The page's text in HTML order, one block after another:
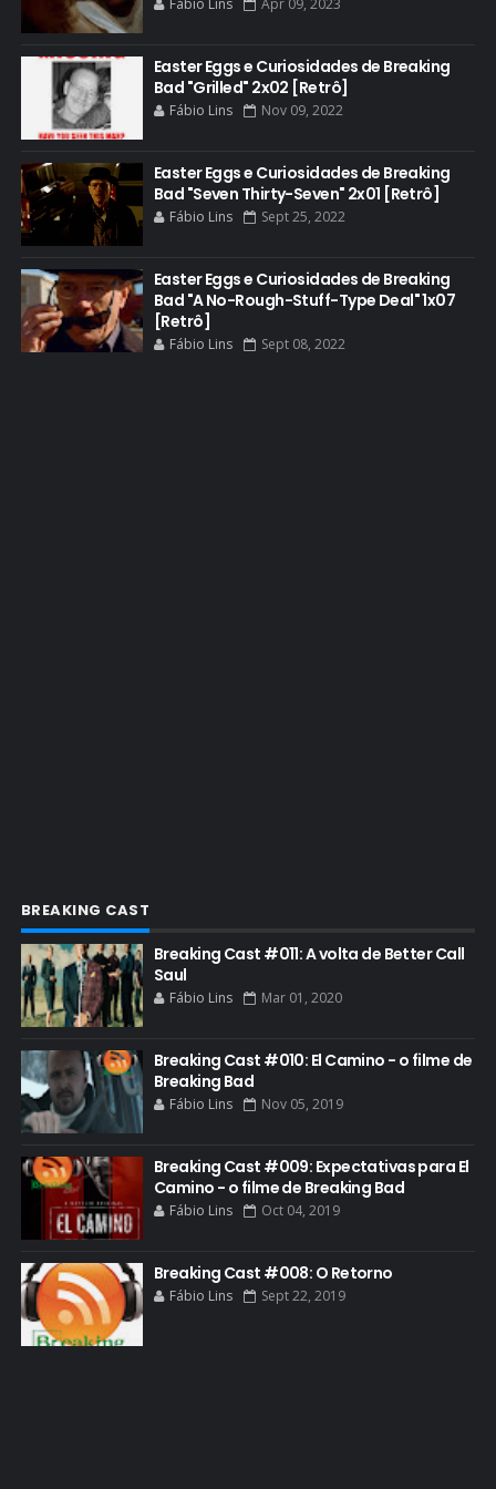
DGA AWARDS
DVD
DEAN NORRIS
DOCUMENTÁRIO
DOS HOMBRES MEZCAL
EASTER EGGS
EDITORIAL
EL CAMINO
ELECTRIC DREAMS
ELENCO 5ª TEMPORADA
FELIZ NATAL
FILME
GIANCARLO ESPOSITO
GOLDEN GLOBE
GRACEPOINT
GREENBRIER
GUIA DE EPISÓDIOS
GUS FRING
HCATV AWARDS
HCATV AWARDS 2022
HECTOR SALAMANCA
Fábio Lins Apr 09, 2023
Easter Eggs e Curiosidades de Breaking
Bad "Grilled" 2x02 [Retrô]
Fábio Lins Nov 09, 2022
Easter Eggs e Curiosidades de Breaking
Bad "Seven Thirty-Seven" 2x01 [Retrô]
Fábio Lins Sept 25, 2022
Easter Eggs e Curiosidades de Breaking
Bad "A No-Rough-Stuff-Type Deal" 1x07
[Retrô]
Fábio Lins Sept 08, 2022
BREAKING CAST
Breaking Cast #011: A volta de Better Call
Saul
Fábio Lins Mar 01, 2020
Breaking Cast #010: El Camino - o filme de
Breaking Bad
Fábio Lins Nov 05, 2019
Breaking Cast #009: Expectativas para El
Camino - o filme de Breaking Bad
Fábio Lins Oct 04, 2019
Breaking Cast #008: O Retorno
Fábio Lins Sept 22, 2019